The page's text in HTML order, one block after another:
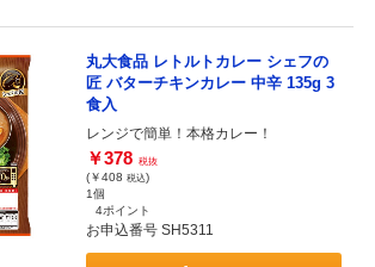
丸大食品 レトルトカレー シェフの
匠 バターチキンカレー 中辛 135g 3
食入
レンジで簡単！本格カレー！
￥378 税抜
(￥408 税込)
1個
4ポイント
お申込番号 SH5311